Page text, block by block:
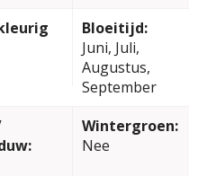
Bloeitijd:
Juni, Juli,
Augustus,
September
Wintergroen:
Nee